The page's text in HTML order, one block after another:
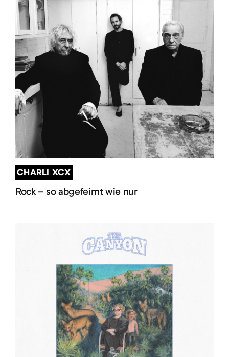
CHARLI XCX
Rock – so abgefeimt wie nur